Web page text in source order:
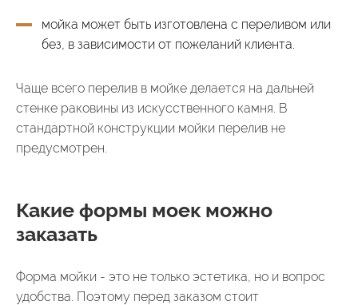
мойка может быть изготовлена с переливом или
без, в зависимости от пожеланий клиента.
Чаще всего перелив в мойке делается на дальней
стенке раковины из искусственного камня. В
стандартной конструкции мойки перелив не
предусмотрен.
Какие формы моек можно
заказать
Форма мойки - это не только эстетика, но и вопрос
удобства. Поэтому перед заказом стоит